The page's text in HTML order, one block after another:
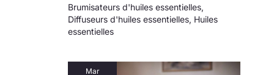
Brumisateurs d'huiles essentielles,
Diffuseurs d'huiles essentielles, Huiles
essentielles
Mar